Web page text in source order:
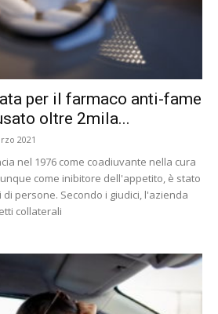
per il farmaco anti-fame
oltre 2mila...
2021
nel 1976 come coadiuvante nella cura
come inibitore dell'appetito, è stato
di persone. Secondo i giudici, l'azienda
collaterali